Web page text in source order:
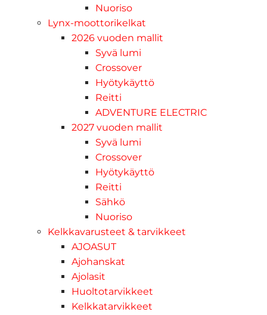
Nuoriso
Lynx-moottorikelkat
2026 vuoden mallit
Syvä lumi
Crossover
Hyötykäyttö
Reitti
ADVENTURE ELECTRIC
2027 vuoden mallit
Syvä lumi
Crossover
Hyötykäyttö
Reitti
Sähkö
Nuoriso
Kelkkavarusteet & tarvikkeet
AJOASUT
Ajohanskat
Ajolasit
Huoltotarvikkeet
Kelkkatarvikkeet